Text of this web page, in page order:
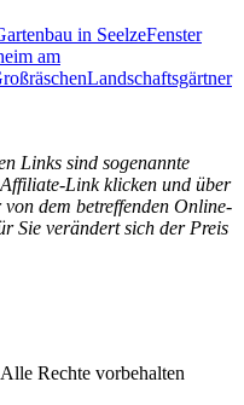
in SeelzeFenster
am
Landschaftsgärtner
Links sind sogenannte
Link klicken und über
dem betreffenden Online-
Sie verändert sich der Preis
Rechte vorbehalten